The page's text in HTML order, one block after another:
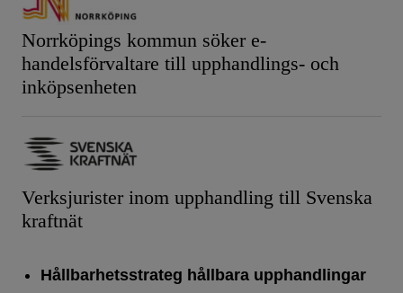
Norrköpings kommun söker e-
handelsförvaltare till upphandlings- och
inköpsenheten
Verksjurister inom upphandling till Svenska
kraftnät
Hållbarhetsstrateg hållbara upphandlingar